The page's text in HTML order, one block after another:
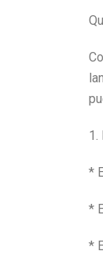
1.
*
*
*